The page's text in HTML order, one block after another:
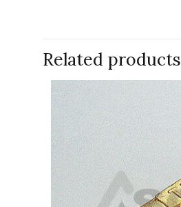
Related products